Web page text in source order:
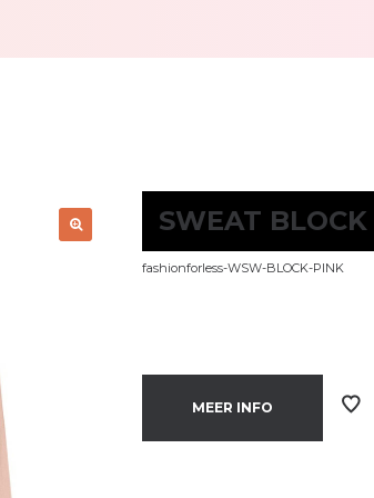
SWEAT BLOCK
fashionforless-WSW-BLOCK-PINK
MEER INFO